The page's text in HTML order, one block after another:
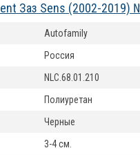
Заз Sens (2002-2019)
Autofamily
Россия
NLC.68.01.210
Полиуретан
Черные
3-4 см.